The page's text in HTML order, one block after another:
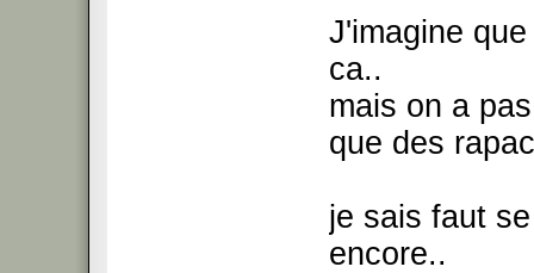
J'imagine
ca..
mais on a
que des
je sais faut
encore..